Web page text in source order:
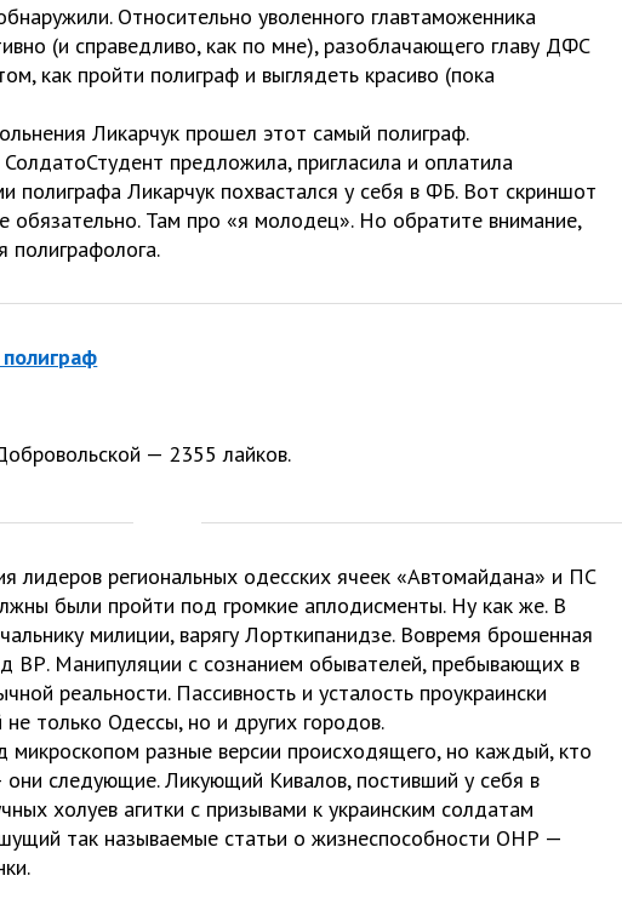
Относительно уволенного главтаможенника
(и справедливо, как по мне), разоблачающего главу ДФС
как пройти полиграф и выглядеть красиво (пока
Ликарчук прошел этот самый полиграф.
предложила, пригласила и оплатила
полиграфа Ликарчук похвастался у себя в ФБ. Вот скриншот
обязательно. Там про «я молодец». Но обратите внимание,
полиграфолога.
— 2355 лайков.
лидеров региональных одесских ячеек «Автомайдана» и ПС
были пройти под громкие аплодисменты. Ну как же. В
милиции, варягу Лорткипанидзе. Вовремя брошенная
ВР. Манипуляции с сознанием обывателей, пребывающих в
реальности. Пассивность и усталость проукраински
только Одессы, но и других городов.
разные версии происходящего, но каждый, кто
следующие. Ликующий Кивалов, постивший у себя в
холуев агитки с призывами к украинским солдатам
так называемые статьи о жизнеспособности ОНР —